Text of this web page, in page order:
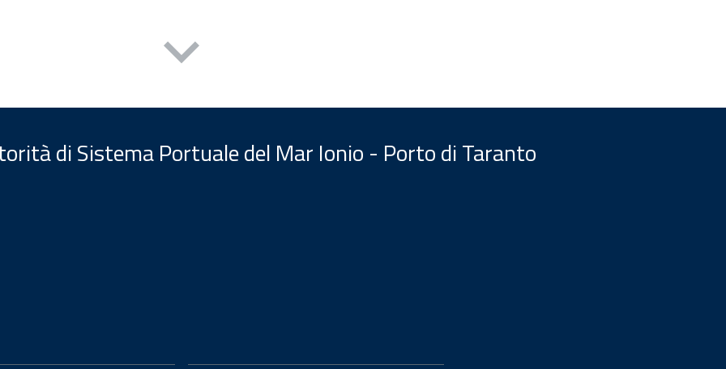
di Sistema Portuale del Mar Ionio - Porto di Taranto